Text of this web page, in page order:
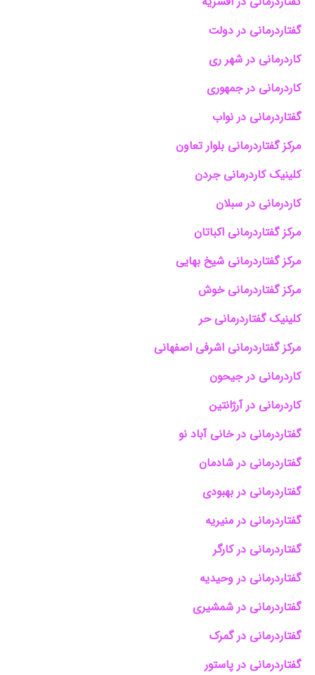
گفتاردرمانی در دولت
کاردرمانی در شهر ری
کاردرمانی در جمهوری
گفتاردرمانی در نواب
مرکز گفتاردرمانی بلوار تعاون
کلینیک کاردرمانی جردن
کاردرمانی در سبلان
مرکز گفتاردرمانی اکباتان
مرکز گفتاردرمانی شیخ بهایی
مرکز گفتاردرمانی خوش
کلینیک گفتاردرمانی حر
مرکز گفتاردرمانی اشرفی اصفهانی
کاردرمانی در جیحون
کاردرمانی در آرژانتین
گفتاردرمانی در خانی آباد نو
گفتاردرمانی در شادمان
گفتاردرمانی در بهبودی
گفتاردرمانی در منیریه
گفتاردرمانی در کارگر
گفتاردرمانی در وحیدیه
گفتاردرمانی در شمشیری
گفتاردرمانی در گمرک
گفتاردرمانی در پاستور